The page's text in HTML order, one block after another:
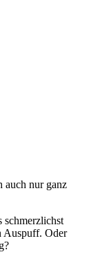
auch nur ganz
schmerzlichst
Auspuff. Oder